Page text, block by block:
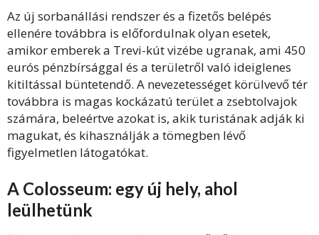
Az új sorbanállási rendszer és a fizetős belépés
ellenére továbbra is előfordulnak olyan esetek,
amikor emberek a Trevi-kút vizébe ugranak, ami 450
eurós pénzbírsággal és a területről való ideiglenes
kitiltással büntetendő. A nevezetességet körülvevő tér
továbbra is magas kockázatú terület a zsebtolvajok
számára, beleértve azokat is, akik turistának adják ki
magukat, és kihasználják a tömegben lévő
figyelmetlen látogatókat.
A Colosseum: egy új hely, ahol
leülhetünk